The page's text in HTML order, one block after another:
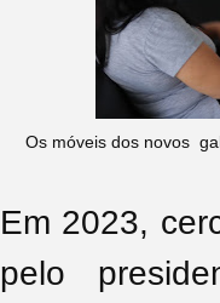
Os móveis dos novos
Em 2023,
pelo